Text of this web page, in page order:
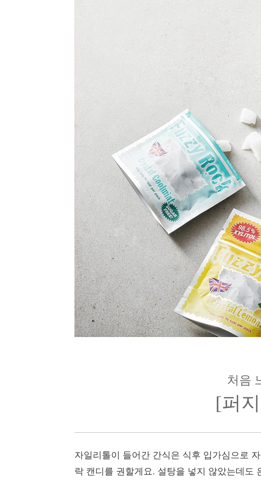
처음
[퍼
자일리톨이 들어간 간식은 식후 입가심으로
락 캔디를 권할게요. 설탕을 넣지 않았는데도